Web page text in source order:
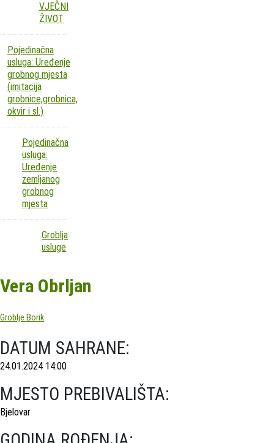
VJEČNI
ŽIVOT
Pojedinačna
usluga: Uređenje
grobnog mjesta
(imitacija
grobnice,grobnica,
okvir i sl.)
Pojedinačna
usluga:
Uređenje
zemljanog
grobnog
mjesta
Groblja
usluge
Vera Obrljan
Groblje Borik
DATUM SAHRANE:
24.01.2024 14:00
MJESTO PREBIVALIŠTA:
Bjelovar